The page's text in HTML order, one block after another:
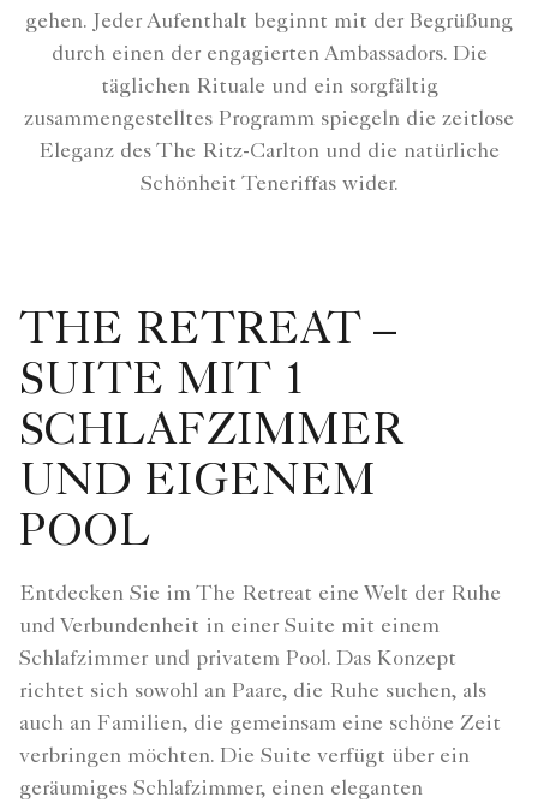
gehen. Jeder Aufenthalt beginnt mit der Begrüßung
durch einen der engagierten Ambassadors. Die
täglichen Rituale und ein sorgfältig
zusammengestelltes Programm spiegeln die zeitlose
Eleganz des The Ritz-Carlton und die natürliche
Schönheit Teneriffas wider.
THE RETREAT –
SUITE MIT 1
SCHLAFZIMMER
UND EIGENEM
POOL
Entdecken Sie im The Retreat eine Welt der Ruhe
und Verbundenheit in einer Suite mit einem
Schlafzimmer und privatem Pool. Das Konzept
richtet sich sowohl an Paare, die Ruhe suchen, als
auch an Familien, die gemeinsam eine schöne Zeit
verbringen möchten. Die Suite verfügt über ein
geräumiges Schlafzimmer, einen eleganten